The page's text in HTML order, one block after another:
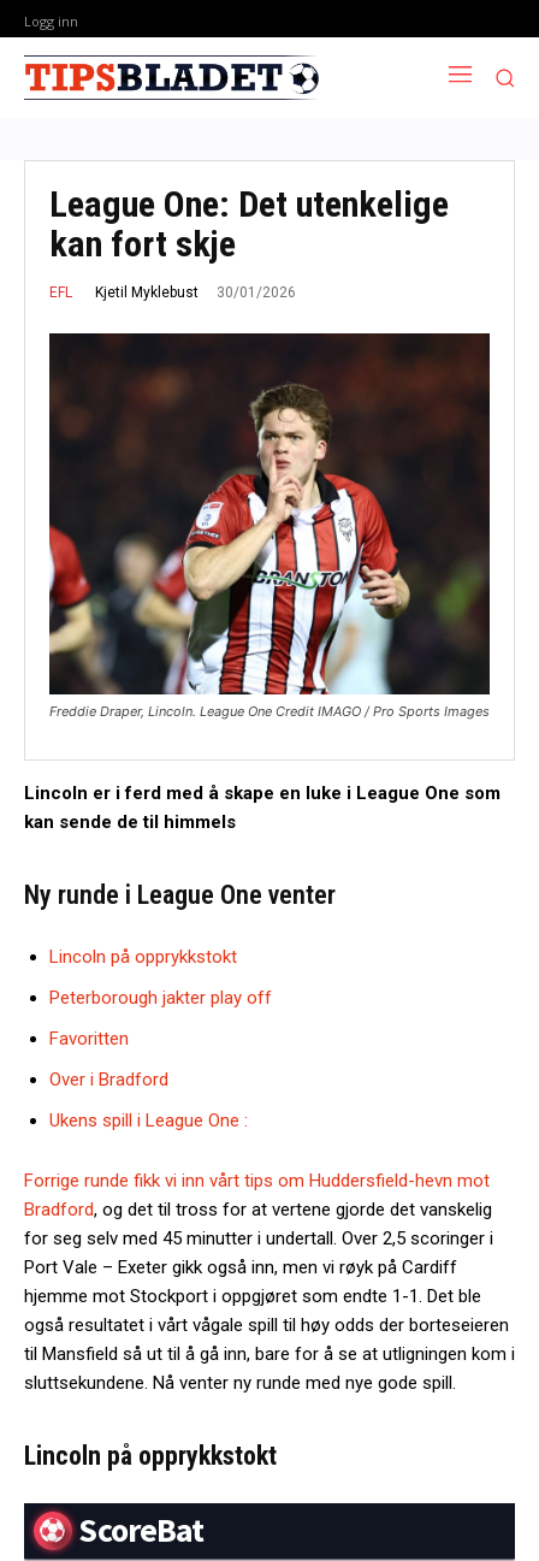
Logg inn
League One: Det utenkelige
kan fort skje
EFL Kjetil Myklebust 30/01/2026
Freddie Draper, Lincoln. League One Credit IMAGO / Pro Sports Images
Lincoln er i ferd med å skape en luke i League One som
kan sende de til himmels
Ny runde i League One venter
Lincoln på opprykkstokt
Peterborough jakter play off
Favoritten
Over i Bradford
Ukens spill i League One :
Forrige runde fikk vi inn vårt tips om Huddersfield-hevn mot
Bradford, og det til tross for at vertene gjorde det vanskelig
for seg selv med 45 minutter i undertall. Over 2,5 scoringer i
Port Vale – Exeter gikk også inn, men vi røyk på Cardiff
hjemme mot Stockport i oppgjøret som endte 1-1. Det ble
også resultatet i vårt vågale spill til høy odds der borteseieren
til Mansfield så ut til å gå inn, bare for å se at utligningen kom i
sluttsekundene. Nå venter ny runde med nye gode spill.
Lincoln på opprykkstokt